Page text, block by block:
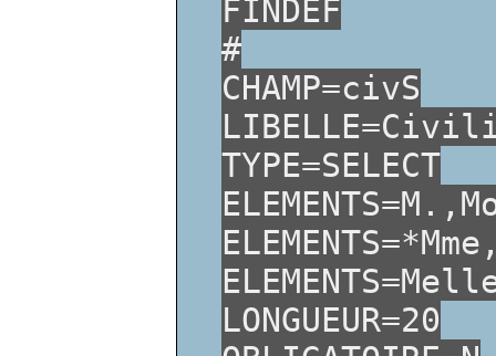
FINDEF
#
CHAMP=civS
TYPE=SELECT
LONGUEUR=20